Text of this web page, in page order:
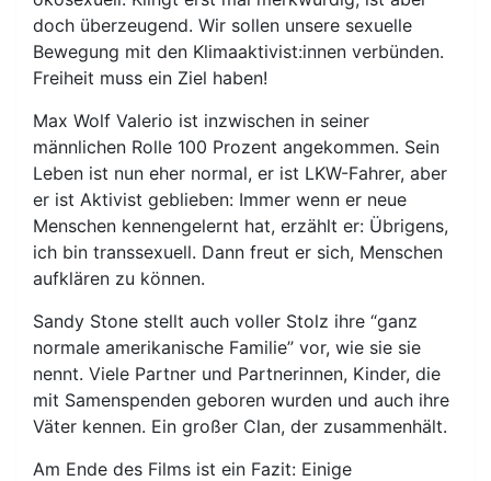
doch überzeugend. Wir sollen unsere sexuelle
Bewegung mit den Klimaaktivist:innen verbünden.
Freiheit muss ein Ziel haben!
Max Wolf Valerio ist inzwischen in seiner
männlichen Rolle 100 Prozent angekommen. Sein
Leben ist nun eher normal, er ist LKW-Fahrer, aber
er ist Aktivist geblieben: Immer wenn er neue
Menschen kennengelernt hat, erzählt er: Übrigens,
ich bin transsexuell. Dann freut er sich, Menschen
aufklären zu können.
Sandy Stone stellt auch voller Stolz ihre “ganz
normale amerikanische Familie” vor, wie sie sie
nennt. Viele Partner und Partnerinnen, Kinder, die
mit Samenspenden geboren wurden und auch ihre
Väter kennen. Ein großer Clan, der zusammenhält.
Am Ende des Films ist ein Fazit: Einige